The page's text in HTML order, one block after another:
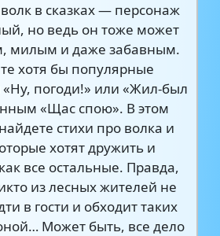
в сказках — персонаж
но ведь он тоже может
милым и даже забавным.
хотя бы популярные
погоди!» или «Жил-был
«Щас спою». В этом
стихи про волка и
хотят дружить и
все остальные. Правда,
из лесных жителей не
в гости и обходит таких
Может быть, все дело